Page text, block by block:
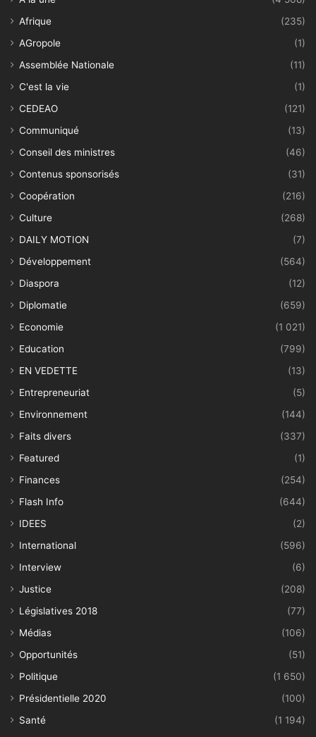
Afrique
(235)
AGropole
(1)
Assemblée Nationale
(11)
C'est la vie
(1)
CEDEAO
(121)
Communiqué
(13)
Conseil des ministres
(46)
Contenus sponsorisés
(31)
Coopération
(216)
Culture
(268)
DAILY MOTION
(7)
Développement
(564)
Diaspora
(12)
Diplomatie
(659)
Economie
(1 021)
Education
(799)
EN VEDETTE
(13)
Entrepreneuriat
(5)
Environnement
(144)
Faits divers
(337)
Featured
(1)
Finances
(254)
Flash Info
(644)
IDEES
(2)
International
(596)
Interview
(6)
Justice
(208)
Législatives 2018
(77)
Médias
(106)
Opportunités
(51)
Politique
(1 650)
Présidentielle 2020
(100)
Santé
(1 194)